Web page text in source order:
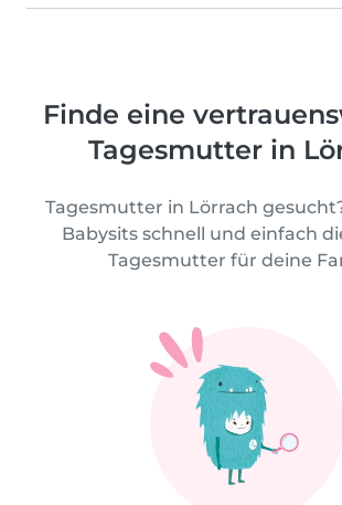
Finde eine
Tagesmutter in
Tagesmutter in Lörrach
Babysits schnell und einfach
Tagesmutter für deine